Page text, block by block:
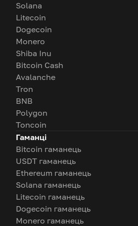
Solana
Litecoin
Dogecoin
Monero
Shiba Inu
Bitcoin Cash
Avalanche
Tron
BNB
Polygon
Toncoin
Гаманці
Bitcoin гаманець
USDT гаманець
Ethereum гаманець
Solana гаманець
Litecoin гаманець
Dogecoin гаманець
Monero гаманець